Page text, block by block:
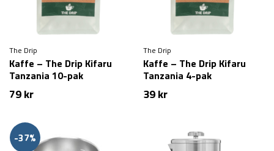
The Drip
Kaffe – The Drip Kifaru
Tanzania 10-pak
79kr
The Drip
Kaffe – The Drip Kifaru
Tanzania 4-pak
39kr
-37%